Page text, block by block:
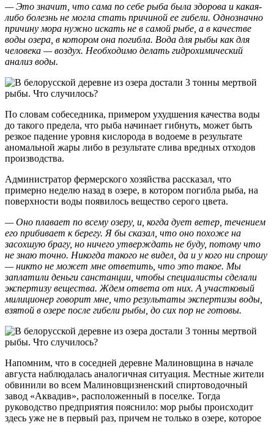
— Это значит, что сама по себе рыба была здорова и какая-
либо болезнь не могла стать причиной ее гибели. Однозначно
причину мора нужно искать не в самой рыбе, а в качестве
воды озера, в котором она погибла. Вода для рыбы как для
человека — воздух. Необходимо делать гидрохимический
анализ воды.
По словам собеседника, примером ухудшения качества воды
до такого предела, что рыба начинает гибнуть, может быть
резкое падение уровня кислорода в водоеме в результате
аномальной жары либо в результате слива вредных отходов
производства.
Администратор фермерского хозяйства рассказал, что
примерно неделю назад в озере, в котором погибла рыба, на
поверхности воды появилось вещество серого цвета.
— Оно плавает по всему озеру, и, когда дует ветер, течением
его прибивает к берегу. Я бы сказал, что оно похоже на
засохшую брагу, но ничего утверждать не буду, потому что
не знаю точно. Никогда такого не видел, да и у кого ни спрошу
— никто не может мне ответить, что это такое. Мы
заплатили деньги санстанции, чтобы специалисты сделали
экспертизу вещества. Ждем ответа от них. А участковый
милиционер говорит мне, что результаты экспертизы воды,
взятой в озере после гибели рыбы, до сих пор не готовы.
Напомним, что в соседней деревне Малиновщина в начале
августа наблюдалась аналогичная ситуация. Местные жители
обвинили во всем Малиновщизненский спиртоводочный
завод «Аквадив», расположенный в поселке. Тогда
руководство предприятия пояснило: мор рыбы происходит
здесь уже не в первый раз, причем не только в озере, которое